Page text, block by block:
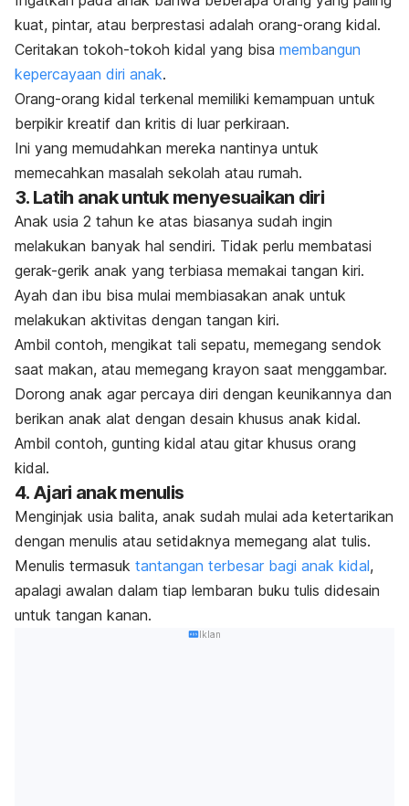
kuat, pintar, atau berprestasi adalah orang-orang kidal.
Ceritakan tokoh-tokoh kidal yang bisa membangun
kepercayaan diri anak.
Orang-orang kidal terkenal memiliki kemampuan untuk
berpikir kreatif dan kritis di luar perkiraan.
Ini yang memudahkan mereka nantinya untuk
memecahkan masalah sekolah atau rumah.
3. Latih anak untuk menyesuaikan diri
Anak usia 2 tahun ke atas biasanya sudah ingin
melakukan banyak hal sendiri. Tidak perlu membatasi
gerak-gerik anak yang terbiasa memakai tangan kiri.
Ayah dan ibu bisa mulai membiasakan anak untuk
melakukan aktivitas dengan tangan kiri.
Ambil contoh, mengikat tali sepatu, memegang sendok
saat makan, atau memegang krayon saat menggambar.
Dorong anak agar percaya diri dengan keunikannya dan
berikan anak alat dengan desain khusus anak kidal.
Ambil contoh, gunting kidal atau gitar khusus orang
kidal.
4. Ajari anak menulis
Menginjak usia balita, anak sudah mulai ada ketertarikan
dengan menulis atau setidaknya memegang alat tulis.
Menulis termasuk tantangan terbesar bagi anak kidal,
apalagi awalan dalam tiap lembaran buku tulis didesain
untuk tangan kanan.
Iklan